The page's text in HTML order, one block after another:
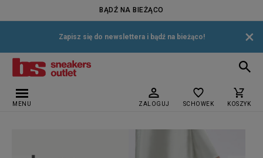
BĄDŹ NA BIEŻĄCO
Zapisz się do newslettera i bądź na bieżąco! ×
MENU ZALOGUJ SCHOWEK KOSZYK